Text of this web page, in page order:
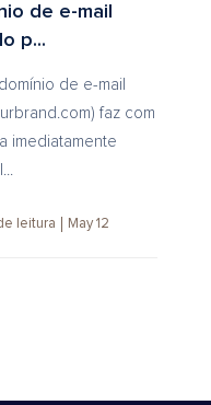
de e-mail
p...
de e-mail
) faz com
imediatamente
leitura May 12